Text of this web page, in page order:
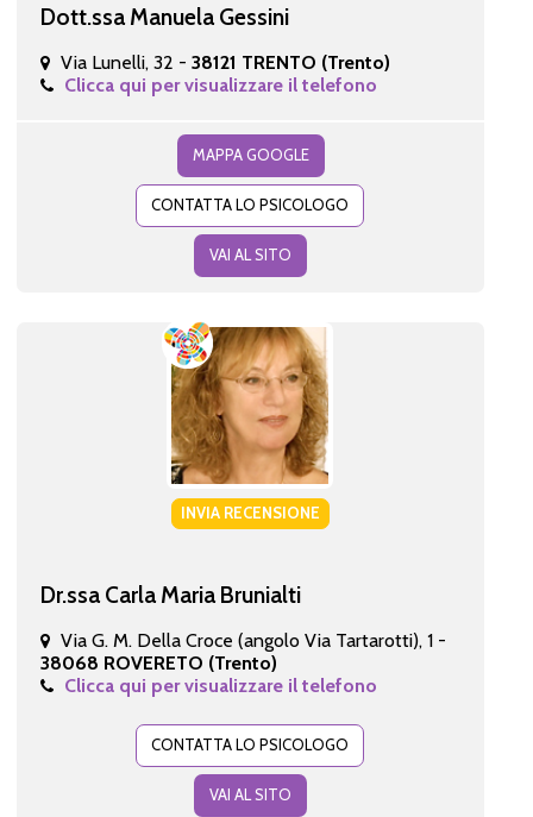
Dott.ssa Manuela Gessini
Via Lunelli, 32 - 38121 TRENTO (Trento)
Clicca qui per visualizzare il telefono
MAPPA GOOGLE
CONTATTA LO PSICOLOGO
VAI AL SITO
INVIA RECENSIONE
Dr.ssa Carla Maria Brunialti
Via G. M. Della Croce (angolo Via Tartarotti), 1 -
38068 ROVERETO (Trento)
Clicca qui per visualizzare il telefono
CONTATTA LO PSICOLOGO
VAI AL SITO